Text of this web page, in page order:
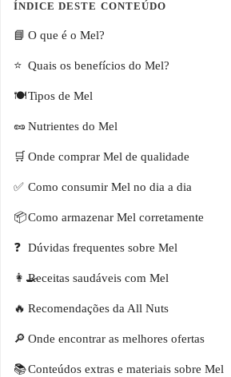
O que é o Mel?
Quais os benefícios do Mel?
Tipos de Mel
Nutrientes do Mel
Onde comprar Mel de qualidade
Como consumir Mel no dia a dia
Como armazenar Mel corretamente
Dúvidas frequentes sobre Mel
Receitas saudáveis com Mel
Recomendações da All Nuts
Onde encontrar as melhores ofertas
Conteúdos extras e materiais sobre Mel